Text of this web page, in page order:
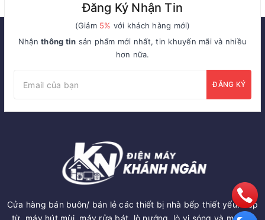
Đăng Ký Nhận Tin
(Giảm 5% với khách hàng mới)
Nhậnthông tin sản phẩm mới nhất, tin khuyến mãi và nhiều
hơn nữa.
ĐĂNG KÝ
Cửa hàng bán buôn/ bán lẻ các thiết bị nhà bếp thiết yếu: Bếp
từ, máy hút mùi, máy rửa bát, lò nướng, lò vi sóng và một số